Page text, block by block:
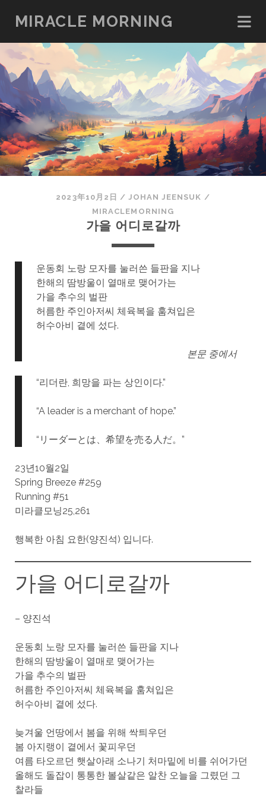
MIRACLE MORNING
2023年10月2日 / JOHAN JEENSUK /
MIRACLEMORNING
가을 어디로갈까
운동회 노랑 모자를 눌러쓴 들판을 지나
한해의 땀방울이 열매로 맺어가는
가을 추수의 벌판
허름한 주인아저씨 체육복을 훔쳐입은
허수아비 곁에 섰다.
본문 중에서
“리더란, 희망을 파는 상인이다.”
“A leader is a merchant of hope.”
“リーダーとは、希望を売る人だ。”
23년10월2일
Spring Breeze #259
Running #51
미라클모닝25,261
행복한 아침 요한(양진석) 입니다.
가을 어디로갈까
– 양진석
운동회 노랑 모자를 눌러쓴 들판을 지나
한해의 땀방울이 열매로 맺어가는
가을 추수의 벌판
허름한 주인아저씨 체육복을 훔쳐입은
허수아비 곁에 섰다.
늦겨울 언땅에서 봄을 위해 싹틔우던
봄 아지랭이 곁에서 꽃피우던
여름 타오르던 햇살아래 소나기 처마밑에 비를 쉬어가던
올해도 돌잡이 통통한 볼살같은 알찬 오늘을 그렸던 그
찰라들